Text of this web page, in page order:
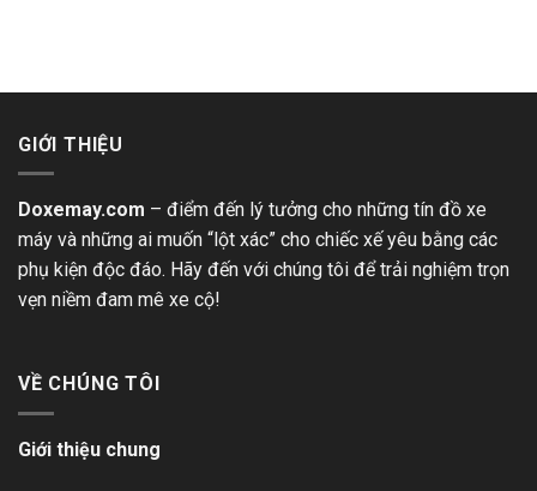
GIỚI THIỆU
Doxemay.com – điểm đến lý tưởng cho những tín đồ xe
máy và những ai muốn “lột xác” cho chiếc xế yêu bằng các
phụ kiện độc đáo. Hãy đến với chúng tôi để trải nghiệm trọn
vẹn niềm đam mê xe cộ!
VỀ CHÚNG TÔI
Giới thiệu chung